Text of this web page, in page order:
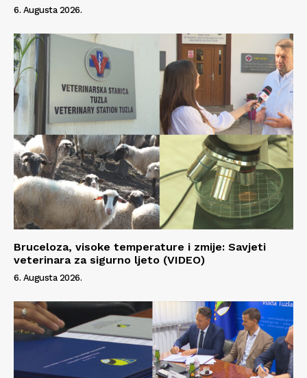
6. Augusta 2026.
Bruceloza, visoke temperature i zmije: Savjeti
veterinara za sigurno ljeto (VIDEO)
6. Augusta 2026.